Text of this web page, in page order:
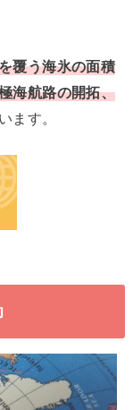
覆う海氷の面積
海航路の開拓、
ます。